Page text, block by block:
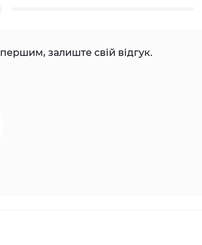
залиште свій відгук.